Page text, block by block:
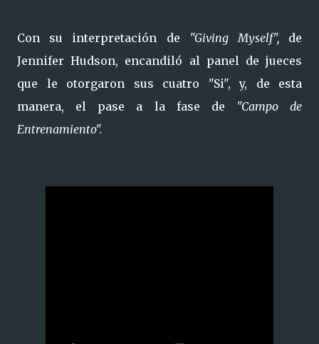
Con su interpretación de "Giving Myself",de
Jennifer Hudson, encandiló al panel de jueces
que le otorgaron sus cuatro "Si", y, de esta
manera, el pase a la fase de
"Campo de
Entrenamiento".